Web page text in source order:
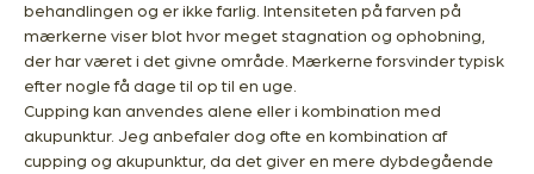
behandlingen og er ikke farlig. Intensiteten på farven på
mærkerne viser blot hvor meget stagnation og ophobning,
der har været i det givne område. Mærkerne forsvinder typisk
efter nogle få dage til op til en uge.
Cupping kan anvendes alene eller i kombination med
akupunktur. Jeg anbefaler dog ofte en kombination af
cupping og akupunktur, da det giver en mere dybdegående